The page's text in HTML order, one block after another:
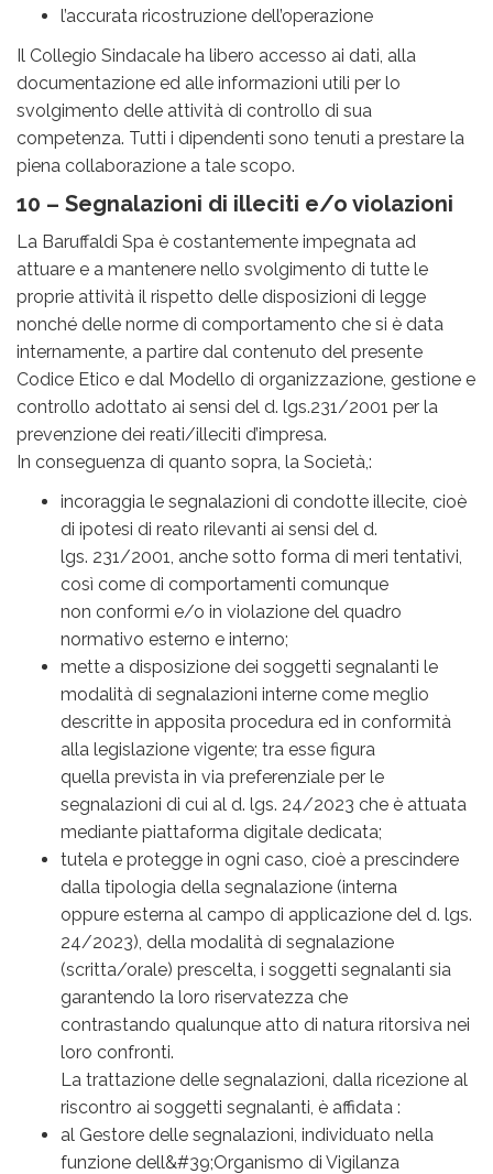
l’accurata ricostruzione dell’operazione
Il Collegio Sindacale ha libero accesso ai dati, alla
documentazione ed alle informazioni utili per lo
svolgimento delle attività di controllo di sua
competenza. Tutti i dipendenti sono tenuti a prestare la
piena collaborazione a tale scopo.
10 – Segnalazioni di illeciti e/o violazioni
La Baruffaldi Spa è costantemente impegnata ad
attuare e a mantenere nello svolgimento di tutte le
proprie attività il rispetto delle disposizioni di legge
nonché delle norme di comportamento che si è data
internamente, a partire dal contenuto del presente
Codice Etico e dal Modello di organizzazione, gestione e
controllo adottato ai sensi del d. lgs.231/2001 per la
prevenzione dei reati/illeciti d’impresa.
In conseguenza di quanto sopra, la Società,:
incoraggia le segnalazioni di condotte illecite, cioè
di ipotesi di reato rilevanti ai sensi del d.
lgs. 231/2001, anche sotto forma di meri tentativi,
così come di comportamenti comunque
non conformi e/o in violazione del quadro
normativo esterno e interno;
mette a disposizione dei soggetti segnalanti le
modalità di segnalazioni interne come meglio
descritte in apposita procedura ed in conformità
alla legislazione vigente; tra esse figura
quella prevista in via preferenziale per le
segnalazioni di cui al d. lgs. 24/2023 che è attuata
mediante piattaforma digitale dedicata;
tutela e protegge in ogni caso, cioè a prescindere
dalla tipologia della segnalazione (interna
oppure esterna al campo di applicazione del d. lgs.
24/2023), della modalità di segnalazione
(scritta/orale) prescelta, i soggetti segnalanti sia
garantendo la loro riservatezza che
contrastando qualunque atto di natura ritorsiva nei
loro confronti.
La trattazione delle segnalazioni, dalla ricezione al
riscontro ai soggetti segnalanti, è affidata :
al Gestore delle segnalazioni, individuato nella
funzione dell&#39;Organismo di Vigilanza